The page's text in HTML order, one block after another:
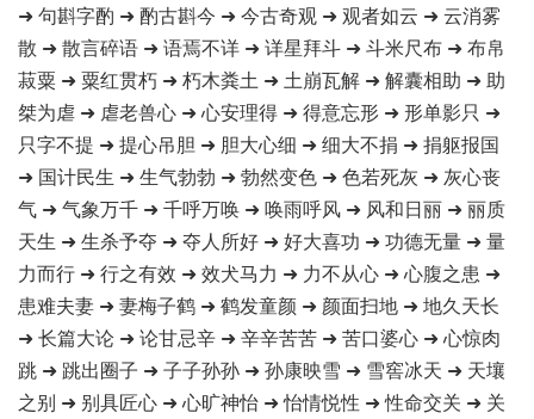
➜ 句斟字酌 ➜ 酌古斟今 ➜ 今古奇观 ➜ 观者如云 ➜ 云消雾
散 ➜ 散言碎语 ➜ 语焉不详 ➜ 详星拜斗 ➜ 斗米尺布 ➜ 布帛
菽粟 ➜ 粟红贯朽 ➜ 朽木粪土 ➜ 土崩瓦解 ➜ 解囊相助 ➜ 助
桀为虐 ➜ 虐老兽心 ➜ 心安理得 ➜ 得意忘形 ➜ 形单影只 ➜
只字不提 ➜ 提心吊胆 ➜ 胆大心细 ➜ 细大不捐 ➜ 捐躯报国
➜ 国计民生 ➜ 生气勃勃 ➜ 勃然变色 ➜ 色若死灰 ➜ 灰心丧
气 ➜ 气象万千 ➜ 千呼万唤 ➜ 唤雨呼风 ➜ 风和日丽 ➜ 丽质
天生 ➜ 生杀予夺 ➜ 夺人所好 ➜ 好大喜功 ➜ 功德无量 ➜ 量
力而行 ➜ 行之有效 ➜ 效犬马力 ➜ 力不从心 ➜ 心腹之患 ➜
患难夫妻 ➜ 妻梅子鹤 ➜ 鹤发童颜 ➜ 颜面扫地 ➜ 地久天长
➜ 长篇大论 ➜ 论甘忌辛 ➜ 辛辛苦苦 ➜ 苦口婆心 ➜ 心惊肉
跳 ➜ 跳出圈子 ➜ 子子孙孙 ➜ 孙康映雪 ➜ 雪窖冰天 ➜ 天壤
之别 ➜ 别具匠心 ➜ 心旷神怡 ➜ 怡情悦性 ➜ 性命交关 ➜ 关